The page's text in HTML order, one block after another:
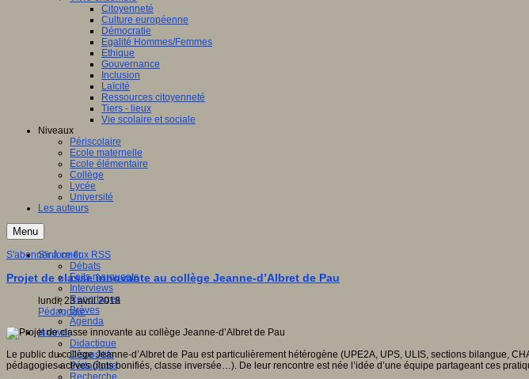
Citoyenneté
Culture européenne
Démocratie
Egalité Hommes/Femmes
Ethique
Gouvernance
Inclusion
Laïcité
Ressources citoyenneté
Tiers - lieux
Vie scolaire et sociale
Niveaux
Périscolaire
Ecole maternelle
Ecole élémentaire
Collège
Lycée
Université
Les auteurs
Menu
S'informer
Débats
Faits marquants
Interviews
Reportages
Brèves
Agenda
Innover
Didactique
Dispositifs
Pédagogie
Recherche
S'abonner à ce flux RSS
Projet de classe innovante au collège Jeanne-d’Albret de Pau
lundi, 23 avril 2018
Pédagogie
Le public du collège Jeanne-d’Albret de Pau est particulièrement hétérogène (UPE2A, UPS, ULIS, sections bilangue,
pédagogies actives (îlots bonifiés, classe inversée…). De leur rencontre est née l’idée d’une équipe partageant ces